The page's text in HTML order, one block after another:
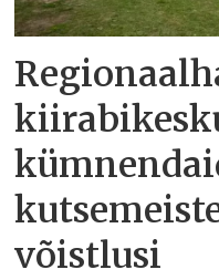
võistlusi